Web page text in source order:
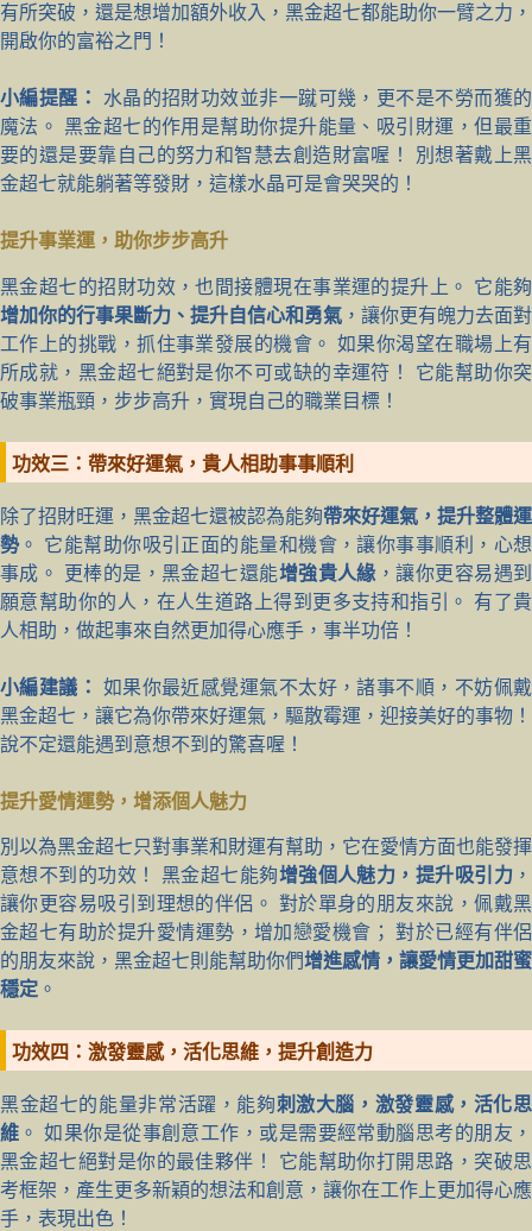
有所突破，還是想增加額外收入，黑金超七都能助你一臂之力，
開啟你的富裕之門！
小編提醒：
水晶的招財功效並非一蹴可幾，更不是不勞而獲的
魔法。 黑金超七的作用是幫助你提升能量、吸引財運，但最重
要的還是要靠自己的努力和智慧去創造財富喔！ 別想著戴上黑
金超七就能躺著等發財，這樣水晶可是會哭哭的！
提升事業運，助你步步高升
黑金超七的招財功效，也間接體現在事業運的提升上。 它能夠
增加你的行事果斷力、提升自信心和勇氣 ，讓你更有魄力去面對
工作上的挑戰，抓住事業發展的機會。 如果你渴望在職場上有
所成就，黑金超七絕對是你不可或缺的幸運符！ 它能幫助你突
破事業瓶頸，步步高升，實現自己的職業目標！
功效三：帶來好運氣，貴人相助事事順利
除了招財旺運，黑金超七還被認為能夠帶來好運氣，提升整體運
勢。 它能幫助你吸引正面的能量和機會，讓你事事順利，心想
事成。 更棒的是，黑金超七還能增強貴人緣 ，讓你更容易遇到
願意幫助你的人，在人生道路上得到更多支持和指引。 有了貴
人相助，做起事來自然更加得心應手，事半功倍！
小編建議：
如果你最近感覺運氣不太好，諸事不順，不妨佩戴
黑金超七，讓它為你帶來好運氣，驅散霉運，迎接美好的事物！
說不定還能遇到意想不到的驚喜喔！
提升愛情運勢，增添個人魅力
別以為黑金超七只對事業和財運有幫助，它在愛情方面也能發揮
意想不到的功效！ 黑金超七能夠增強個人魅力，提升吸引力 ，
讓你更容易吸引到理想的伴侶。 對於單身的朋友來說，佩戴黑
金超七有助於提升愛情運勢，增加戀愛機會； 對於已經有伴侶
的朋友來說，黑金超七則能幫助你們增進感情，讓愛情更加甜蜜
穩定 。
功效四：激發靈感，活化思維，提升創造力
黑金超七的能量非常活躍，能夠刺激大腦，激發靈感，活化思
維 。 如果你是從事創意工作，或是需要經常動腦思考的朋友，
黑金超七絕對是你的最佳夥伴！ 它能幫助你打開思路，突破思
考框架，產生更多新穎的想法和創意，讓你在工作上更加得心應
手，表現出色！